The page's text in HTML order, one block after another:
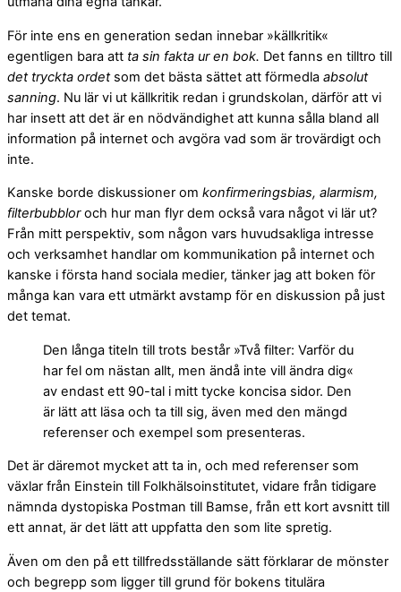
För inte ens en generation sedan innebar »källkritik«
egentligen bara att ta sin fakta ur en bok. Det fanns en tilltro till
det tryckta ordetsom det bästa sättet att förmedla absolut
sanning. Nu lär vi ut källkritik redan i grundskolan, därför att vi
har insett att det är en nödvändighet att kunna sålla bland all
information på internet och avgöra vad som är trovärdigt och
inte.
Kanske borde diskussioner om konfirmeringsbias, alarmism,
filterbubbloroch hur man flyr dem också vara något vi lär ut?
Från mitt perspektiv, som någon vars huvudsakliga intresse
och verksamhet handlar om kommunikation på internet och
kanske i första hand sociala medier, tänker jag att boken för
många kan vara ett utmärkt avstamp för en diskussion på just
det temat.
Den långa titeln till trots består »Två filter: Varför du
har fel om nästan allt, men ändå inte vill ändra dig«
av endast ett 90-tal i mitt tycke koncisa sidor. Den
är lätt att läsa och ta till sig, även med den mängd
referenser och exempel som presenteras.
Det är däremot mycket att ta in, och med referenser som
växlar från Einstein till Folkhälsoinstitutet, vidare från tidigare
nämnda dystopiska Postman till Bamse, från ett kort avsnitt till
ett annat, är det lätt att uppfatta den som lite spretig.
Även om den på ett tillfredsställande sätt förklarar de mönster
och begrepp som ligger till grund för bokens titulära